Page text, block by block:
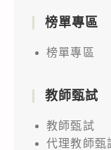
榜單專區
榜單專區
教師甄試
教師甄試
代理教師甄